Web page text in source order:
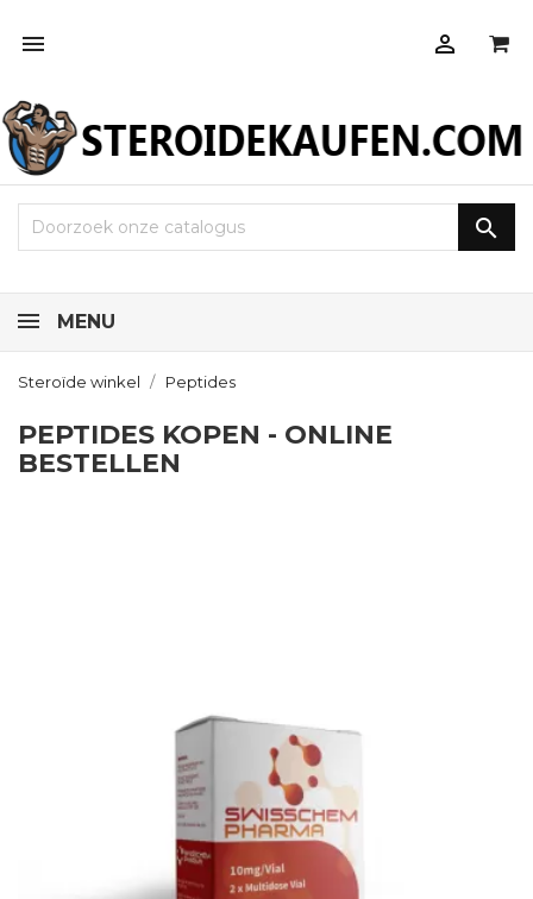
 

MENU
Steroïde winkel Peptides
PEPTIDES KOPEN - ONLINE
BESTELLEN